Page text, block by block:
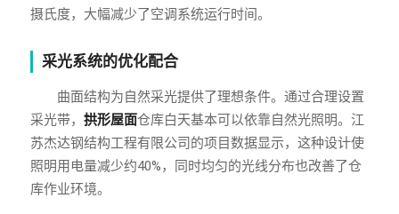
摄氏度，大幅减少了空调系统运行时间。
采光系统的优化配合
曲面结构为自然采光提供了理想条件。通过合理设置
采光带， 拱形屋面仓库白天基本可以依靠自然光照明。江
苏杰达钢结构工程有限公司的项目数据显示，这种设计使
照明用电量减少约40%，同时均匀的光线分布也改善了仓
库作业环境。